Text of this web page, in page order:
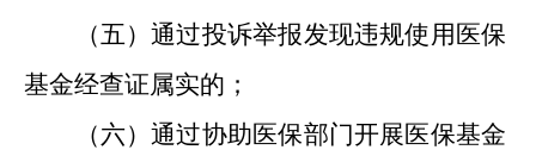
（五）通过投诉举报发现违规使用医保
基金经查证属实的；
（六）通过协助医保部门开展医保基金